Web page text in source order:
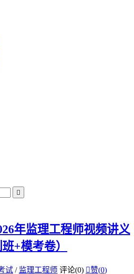

年监理工程师视频讲义
+模考卷）
试 / 监理工程师 评论(0) 赞(0)